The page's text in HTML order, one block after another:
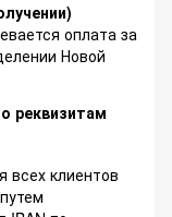
оплата за
Новой
реквизитам
всех клиентов